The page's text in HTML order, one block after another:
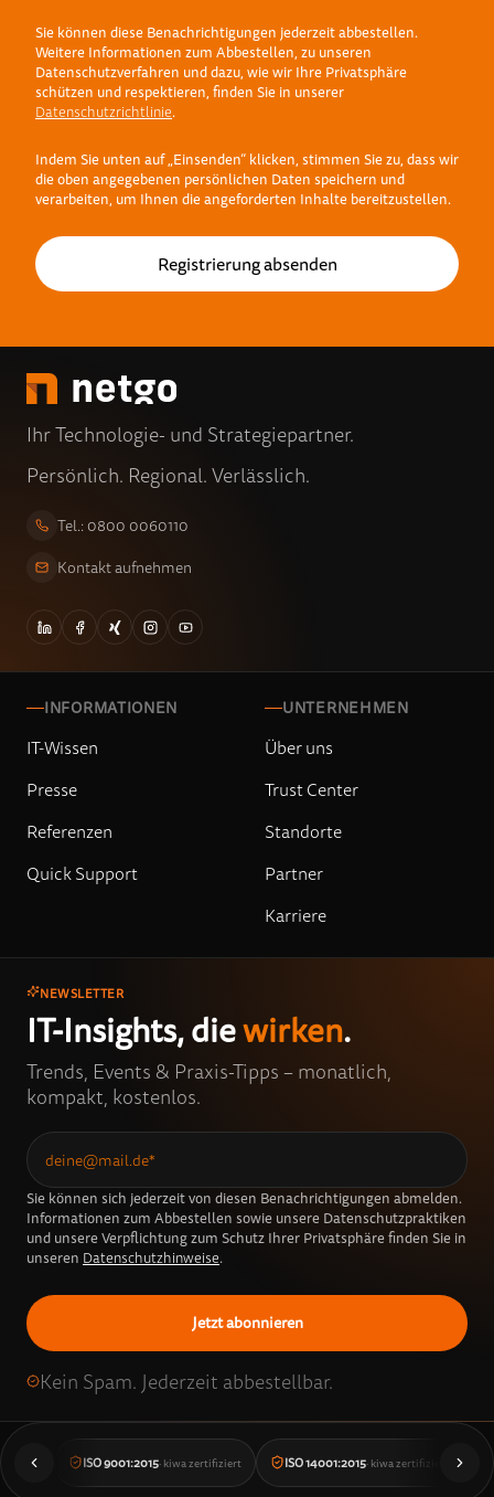
Sie können diese Benachrichtigungen jederzeit abbestellen.
Weitere Informationen zum Abbestellen, zu unseren
Datenschutzverfahren und dazu, wie wir Ihre Privatsphäre
schützen und respektieren, finden Sie in unserer
Datenschutzrichtlinie.
Indem Sie unten auf „Einsenden“ klicken, stimmen Sie zu, dass wir
die oben angegebenen persönlichen Daten speichern und
verarbeiten, um Ihnen die angeforderten Inhalte bereitzustellen.
Ihr Technologie- und Strategiepartner.
Persönlich. Regional. Verlässlich.
Tel.: 0800 0060110
Kontakt aufnehmen
INFORMATIONEN
IT-Wissen
Presse
Referenzen
Quick Support
UNTERNEHMEN
Über uns
Trust Center
Standorte
Partner
Karriere
NEWSLETTER
IT-Insights, diewirken.
Trends, Events & Praxis-Tipps – monatlich,
kompakt, kostenlos.
Sie können sich jederzeit von diesen Benachrichtigungen abmelden.
Informationen zum Abbestellen sowie unsere Datenschutzpraktiken
und unsere Verpflichtung zum Schutz Ihrer Privatsphäre finden Sie in
unseren Datenschutzhinweise.
Kein Spam. Jederzeit abbestellbar.
ISO 9001:2015· kiwa zertifiziert ISO 14001:2015· kiwa zertifiziert